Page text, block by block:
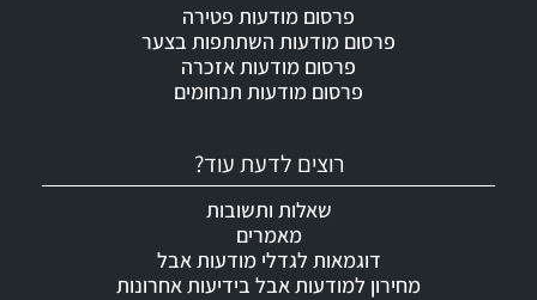
רוצים לדעת עוד?
שאלות ותשובות
מאמרים
דוגמאות לגדלי מודעות אבל
מחירון למודעות אבל בידיעות אחרונות
פרסום מודעות פטירה
פרסום מודעות השתתפות בצער
פרסום מודעות אזכרה
פרסום מודעות תנחומים